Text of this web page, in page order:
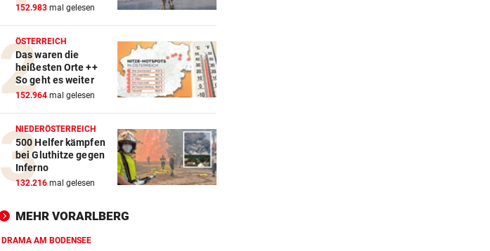
Gaillards Fotoarbeiten in Papierschalen (Bild: Timo Ohler)
152.983 mal gelesen
ÖSTERREICH
Das waren die
heißesten Orte ++
So geht es weiter
152.964 mal gelesen
NIEDERÖSTERREICH
500 Helfer kämpfen
bei Gluthitze gegen
Inferno
132.216 mal gelesen
MEHR VORARLBERG
DRAMA AM BODENSEE